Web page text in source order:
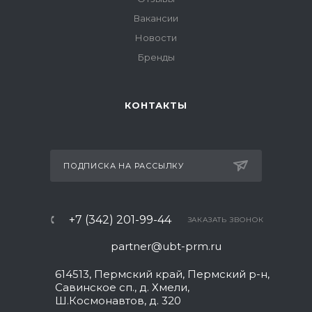
Вакансии
Новости
Бренды
КОНТАКТЫ
ПОДПИСКА НА РАССЫЛКУ
+7 (342) 201-99-44 ЗАКАЗАТЬ ЗВОНОК
partner@ubt-prm.ru
614513, Пермский край, Пермский р-н,
Савинское сп., д. Хмели,
Ш.Космонавтов, д. 320